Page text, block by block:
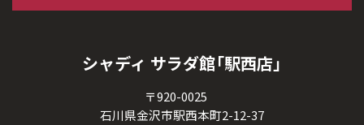
シャディ サラダ館「駅西店」
〒920-0025
石川県金沢市駅西本町2-12-37